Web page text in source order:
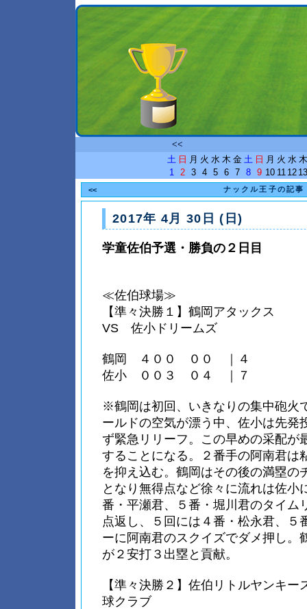
<<
土 日 月 火 水 木 金 土 日 月 火 水 木
1
2 3 4 5 6 7 8 9 10 11 12 13
<< ナックル王子の記事
2017年 4月 30日 (日)
学童佐伯予選・勝負の２日目
≪佐伯球場≫
【準々決勝１】鶴岡アタックス
VS 佐小ドリームズ
鶴岡 ４００ ００ ｜４
佐小 ００３ ０４ ｜７
※鶴岡は初回、いきなりの集中砲火
ールドの空気が漂う中、佐小は先発
ず緊急リリーフ。この早めの采配が
することになる。２番手の阿南君は
を抑え込む。鶴岡はその後の満塁の
となり無得点など徐々に流れは佐小
番・平瀬君、５番・堀川君のタイム
点返し、５回には４番・松永君、５
ーに阿南君のスクイズでダメ押し。
が２安打３出塁と貢献。
【準々決勝２】佐伯リトルヤンキ
球クラブ